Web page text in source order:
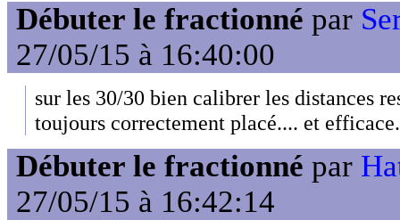
Débuter le fractionné par
27/05/15 à 16:40:00
sur les 30/30 bien calibrer les distances
toujours correctement placé.... et
Débuter le fractionné par
27/05/15 à 16:42:14